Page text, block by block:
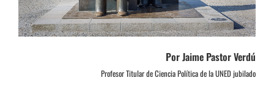
Por Jaime Pastor Verdú
Profesor Titular de Ciencia Política de la UNED jubilado